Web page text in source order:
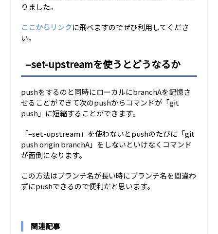
りました。
ここからリンクに飛べますのでぜひ利用してくださ
い。
–set-upstreamを使うとどうなるか
pushをするのと同時にローカルにbranchAを記憶さ
せることができて次のpushからコマンドが「git
push」に短縮することができます。
「–set-upstream」を使わないとpushのたびに「git
push origin branchA」をしないといけなくコマンド
が面倒になります。
この方法はブランチ名が長い時にブランチ名を間違わ
ずにpushできるので便利だと思います。
関連記事